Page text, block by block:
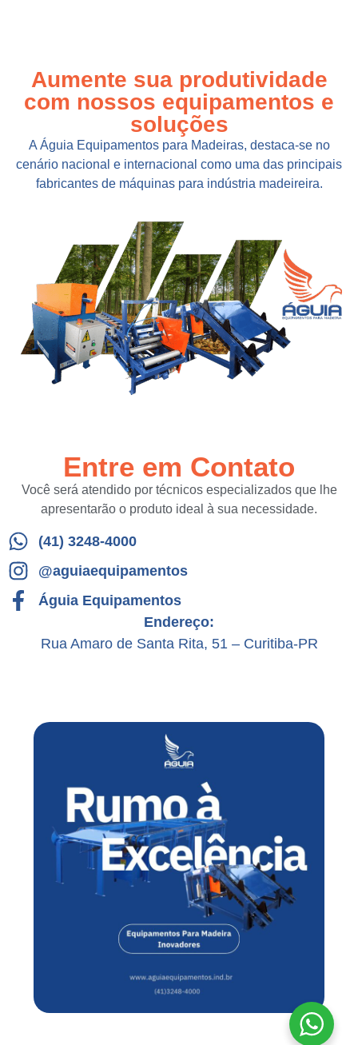
Aumente sua produtividade
com nossos equipamentos e
soluções
A Águia Equipamentos para Madeiras, destaca-se no
cenário nacional e internacional como uma das principais
fabricantes de máquinas para indústria madeireira.
Entre em Contato
Você será atendido por técnicos especializados que lhe
apresentarão o produto ideal à sua necessidade.
(41) 3248-4000
@aguiaequipamentos
Águia Equipamentos
Endereço:
Rua Amaro de Santa Rita, 51 – Curitiba-PR